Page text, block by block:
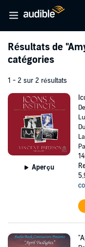
Résultats de
catégories
1 - 2 sur 2 résultats
Aperçu